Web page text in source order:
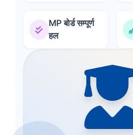
MP बोर्ड सम्पूर्ण
हल